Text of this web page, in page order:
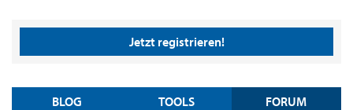
Jetzt registrieren!
BLOG TOOLS FORUM